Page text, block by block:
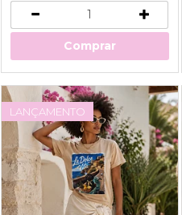
Comprar
LANÇAMENTO